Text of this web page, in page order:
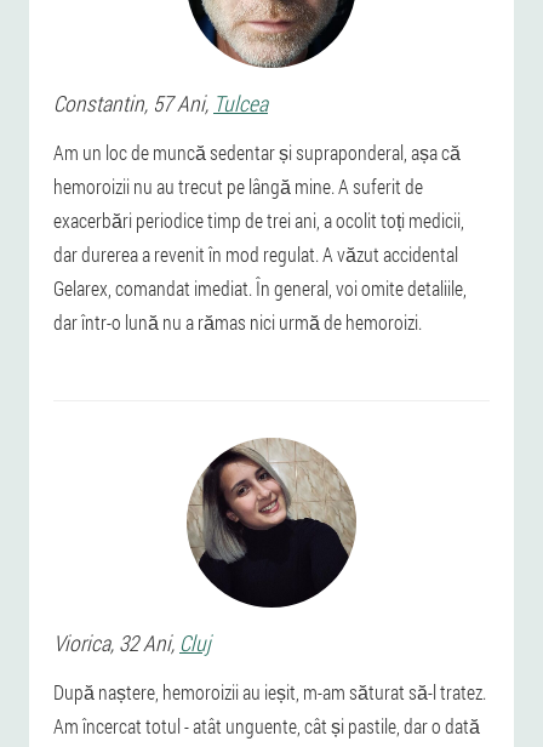
Constantin, 57 Ani, Tulcea
Am un loc de muncă sedentar și supraponderal, așa că
hemoroizii nu au trecut pe lângă mine. A suferit de
exacerbări periodice timp de trei ani, a ocolit toți medicii,
dar durerea a revenit în mod regulat. A văzut accidental
Gelarex, comandat imediat. În general, voi omite detaliile,
dar într-o lună nu a rămas nici urmă de hemoroizi.
Viorica, 32 Ani, Cluj
După naștere, hemoroizii au ieșit, m-am săturat să-l tratez.
Am încercat totul - atât unguente, cât și pastile, dar o dată